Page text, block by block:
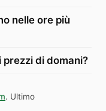
nelle ore più
di domani?
. Ultimo